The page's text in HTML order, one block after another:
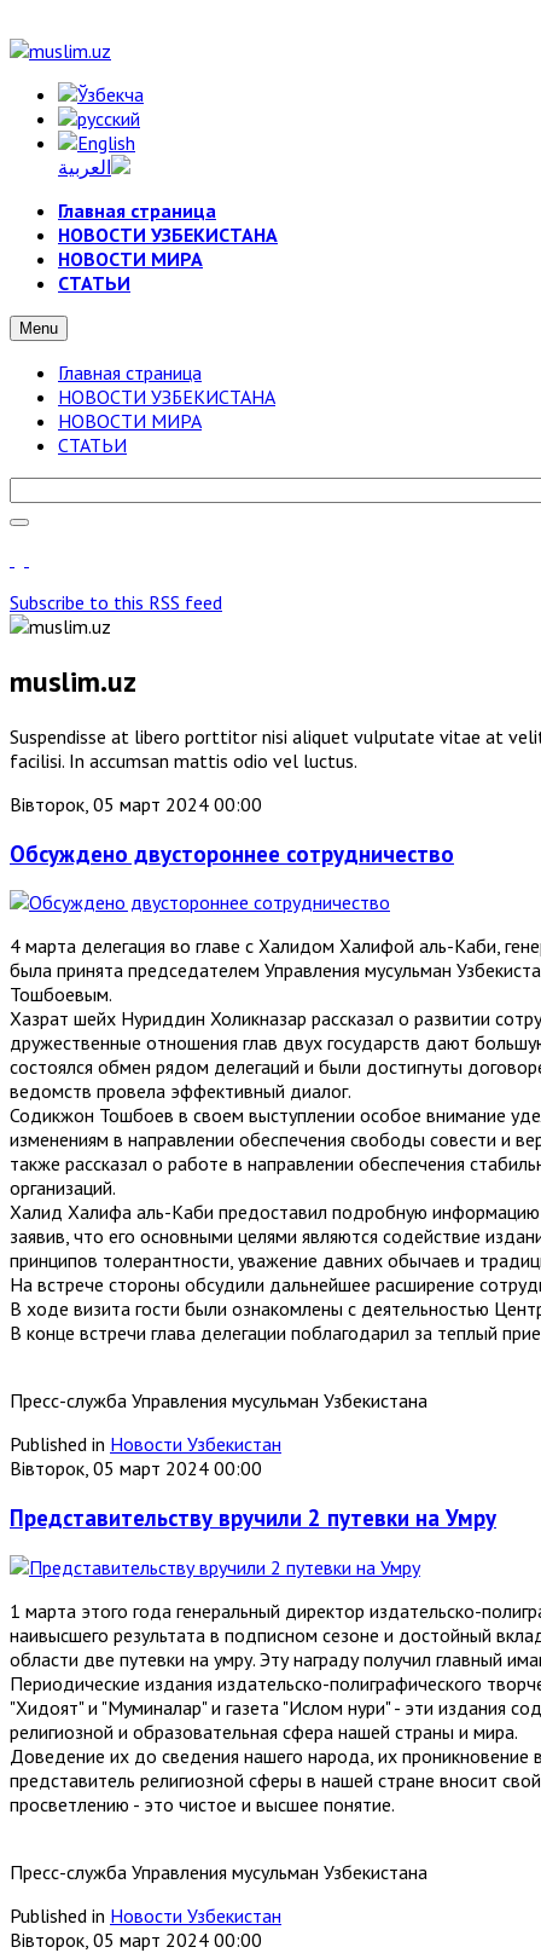
Главная страница
НОВОСТИ УЗБЕКИСТАНА
НОВОСТИ МИРА
СТАТЬИ
Menu
Главная страница
НОВОСТИ УЗБЕКИСТАНА
НОВОСТИ МИРА
СТАТЬИ
Subscribe to this RSS feed
muslim.uz
Suspendisse at libero porttitor nisi aliquet vulputate vitae at
facilisi. In accumsan mattis odio vel luctus.
Вівторок, 05 март 2024 00:00
Обсуждено двустороннее сотрудничество
4 марта делегация во главе с Халидом Халифой аль-Каби,
была принята председателем Управления мусульман
Тошбоевым.
Хазрат шейх Нуриддин Холикназар рассказал о развитии
дружественные отношения глав двух государств дают
состоялся обмен рядом делегаций и были достигнуты
ведомств провела эффективный диалог.
Содикжон Тошбоев в своем выступлении особое внимание
изменениям в направлении обеспечения свободы совести и
также рассказал о работе в направлении обеспечения
организаций.
Халид Халифа аль-Каби предоставил подробную информацию
заявив, что его основными целями являются содействие
принципов толерантности, уважение давних обычаев и
На встрече стороны обсудили дальнейшее расширение
В ходе визита гости были ознакомлены с деятельностью
В конце встречи глава делегации поблагодарил за теплый
Пресс-служба Управления мусульман Узбекистана
Published in Новости Узбекистан
Вівторок, 05 март 2024 00:00
Представительству вручили 2 путевки на Умру
1 марта этого года генеральный директор издательско-
наивысшего результата в подписном сезоне и достойный
области две путевки на умру. Эту награду получил главный
Периодические издания издательско-полиграфического
"Хидоят" и "Муминалар" и газета "Ислом нури" - эти издания
религиозной и образовательная сфера нашей страны и мира.
Доведение их до сведения нашего народа, их
представитель религиозной сферы в нашей стране вносит
просветлению - это чистое и высшее понятие.
Пресс-служба Управления мусульман Узбекистана
Published in Новости Узбекистан
Вівторок, 05 март 2024 00:00